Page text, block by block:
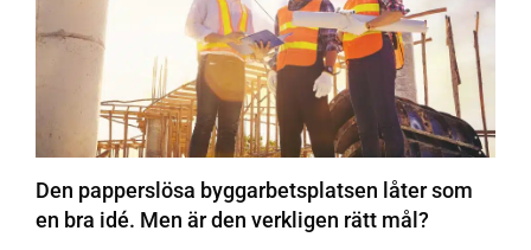
Den papperslösa byggarbetsplatsen låter som
en bra idé. Men är den verkligen rätt mål?